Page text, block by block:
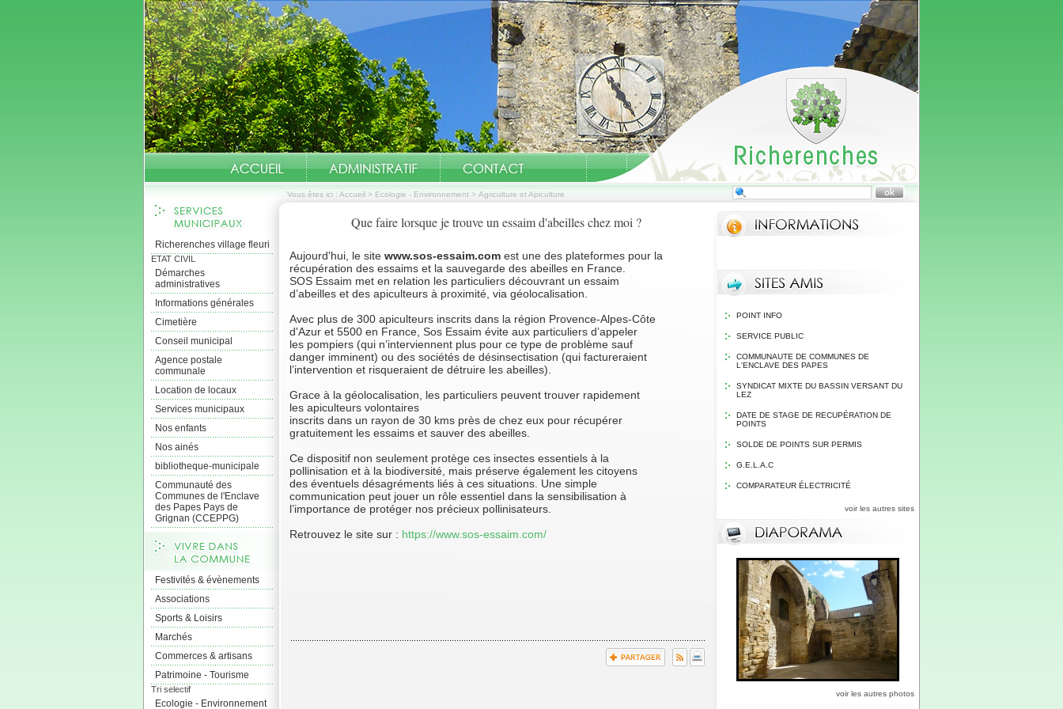
Vous êtes ici : Accueil > Ecologie - Environnement > Agriculture et Apiculture
Richerenches village fleuri
ETAT CIVIL
Démarches
administratives
Informations générales
Cimetière
Conseil municipal
Agence postale
communale
Location de locaux
Services municipaux
Nos enfants
Nos ainés
bibliotheque-municipale
Communauté des
Communes de l'Enclave
des Papes Pays de
Grignan (CCEPPG)
Festivités & évènements
Associations
Sports & Loisirs
Marchés
Commerces & artisans
Patrimoine - Tourisme
Tri selectif
Ecologie - Environnement
Que faire lorsque je trouve un essaim d'abeilles chez moi ?
Aujourd'hui, le site www.sos-essaim.com est une des plateformes pour la
récupération des essaims et la sauvegarde des abeilles en France.
SOS Essaim met en relation les particuliers découvrant un essaim
d’abeilles et des apiculteurs à proximité, via géolocalisation.
Avec plus de 300 apiculteurs inscrits dans la région Provence-Alpes-Côte
d'Azur et 5500 en France, Sos Essaim évite aux particuliers d’appeler
les pompiers (qui n’interviennent plus pour ce type de problème sauf
danger imminent) ou des sociétés de désinsectisation (qui factureraient
l’intervention et risqueraient de détruire les abeilles).
Grace à la géolocalisation, les particuliers peuvent trouver rapidement
les apiculteurs volontaires
inscrits dans un rayon de 30 kms près de chez eux pour récupérer
gratuitement les essaims et sauver des abeilles.
Ce dispositif non seulement protège ces insectes essentiels à la
pollinisation et à la biodiversité, mais préserve également les citoyens
des éventuels désagréments liés à ces situations. Une simple
communication peut jouer un rôle essentiel dans la sensibilisation à
l’importance de protéger nos précieux pollinisateurs.
Retrouvez le site sur : https://www.sos-essaim.com/
POINT INFO
SERVICE PUBLIC
COMMUNAUTE DE COMMUNES DE
L'ENCLAVE DES PAPES
SYNDICAT MIXTE DU BASSIN VERSANT DU
LEZ
DATE DE STAGE DE RECUPÉRATION DE
POINTS
SOLDE DE POINTS SUR PERMIS
G.E.L.A.C
COMPARATEUR ÉLECTRICITÉ
voir les autres sites
voir les autres photos